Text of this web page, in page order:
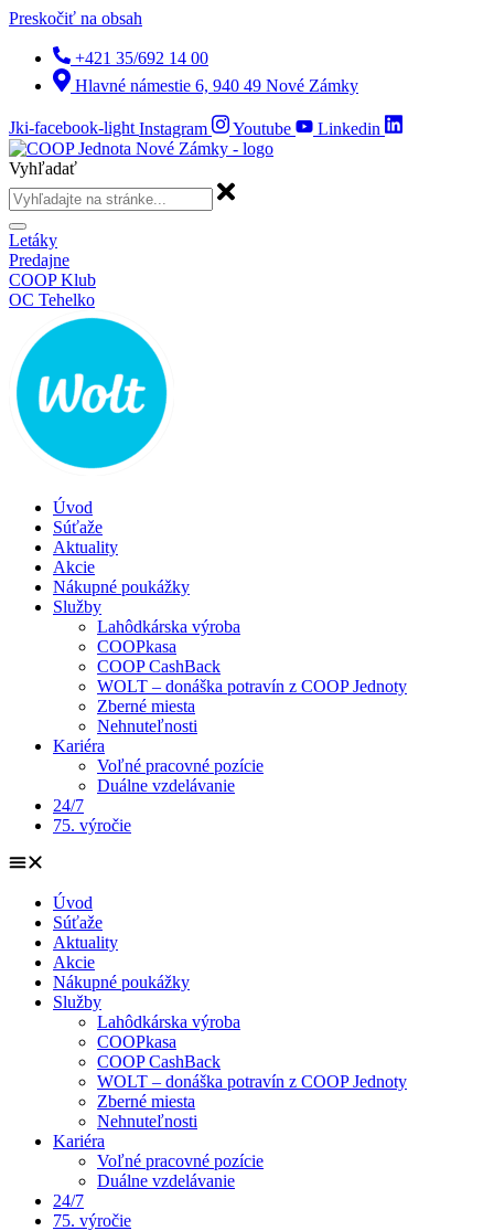
Preskočiť na obsah
+421 35/692 14 00
Hlavné námestie 6, 940 49 Nové Zámky
Jki-facebook-light Instagram Youtube Linkedin
Vyhľadať
Letáky
Predajne
COOP Klub
OC Tehelko
Úvod
Súťaže
Aktuality
Akcie
Nákupné poukážky
Služby
Lahôdkárska výroba
COOPkasa
COOP CashBack
WOLT – donáška potravín z COOP Jednoty
Zberné miesta
Nehnuteľnosti
Kariéra
Voľné pracovné pozície
Duálne vzdelávanie
24/7
75. výročie
Úvod
Súťaže
Aktuality
Akcie
Nákupné poukážky
Služby
Lahôdkárska výroba
COOPkasa
COOP CashBack
WOLT – donáška potravín z COOP Jednoty
Zberné miesta
Nehnuteľnosti
Kariéra
Voľné pracovné pozície
Duálne vzdelávanie
24/7
75. výročie